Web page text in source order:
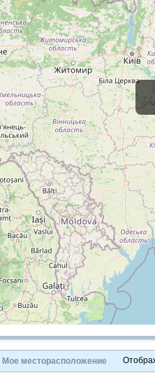
contributors.
Мое месторасположение